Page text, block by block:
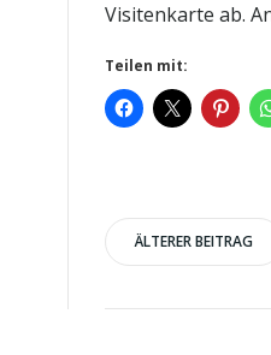
Visitenkarte ab.
Teilen mit:
Post
ÄLTERER BEITRAG